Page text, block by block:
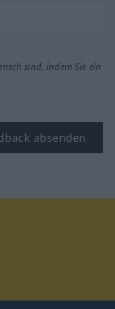
sind, indem Sie ein
absenden